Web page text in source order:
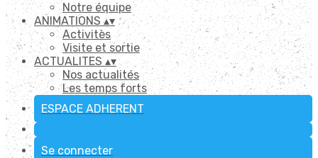
Notre équipe
ANIMATIONS▴▾
Activitès
Visite et sortie
ACTUALITES ▴▾
Nos actualités
Les temps forts
ESPACE ADHERENT
Se connecter